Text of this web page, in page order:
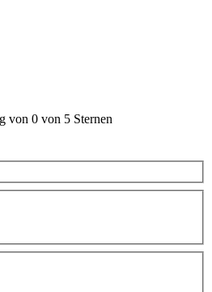
von 0 von 5 Sternen